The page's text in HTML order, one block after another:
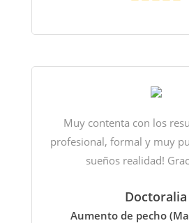
Muy contenta con los
profesional, formal y muy
sueños realidad!
Doctoralia
Aumento de pecho